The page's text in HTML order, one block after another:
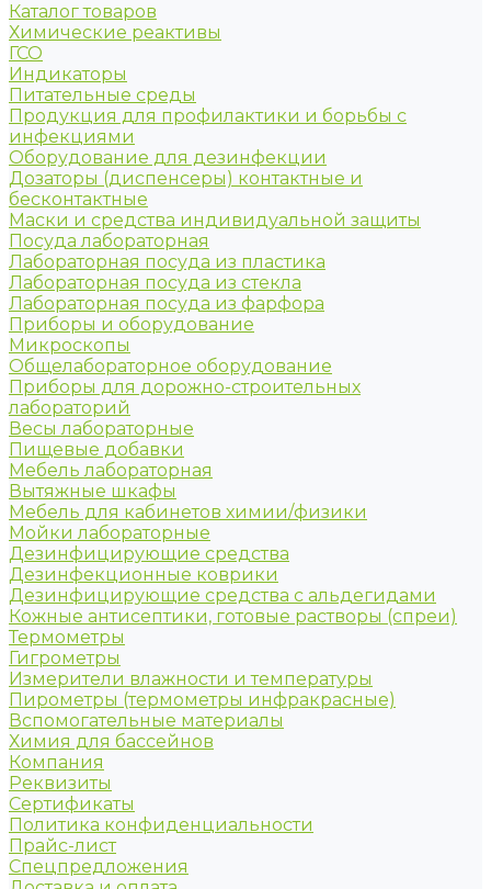
Каталог товаров
Химические реактивы
ГСО
Индикаторы
Питательные среды
Продукция для профилактики и борьбы с
инфекциями
Оборудование для дезинфекции
Дозаторы (диспенсеры) контактные и
бесконтактные
Маски и средства индивидуальной защиты
Посуда лабораторная
Лабораторная посуда из пластика
Лабораторная посуда из стекла
Лабораторная посуда из фарфора
Приборы и оборудование
Микроскопы
Общелабораторное оборудование
Приборы для дорожно-строительных
лабораторий
Весы лабораторные
Пищевые добавки
Мебель лабораторная
Вытяжные шкафы
Мебель для кабинетов химии/физики
Мойки лабораторные
Дезинфицирующие средства
Дезинфекционные коврики
Дезинфицирующие средства с альдегидами
Кожные антисептики, готовые растворы (спреи)
Термометры
Гигрометры
Измерители влажности и температуры
Пирометры (термометры инфракрасные)
Вспомогательные материалы
Химия для бассейнов
Компания
Реквизиты
Сертификаты
Политика конфиденциальности
Прайс-лист
Спецпредложения